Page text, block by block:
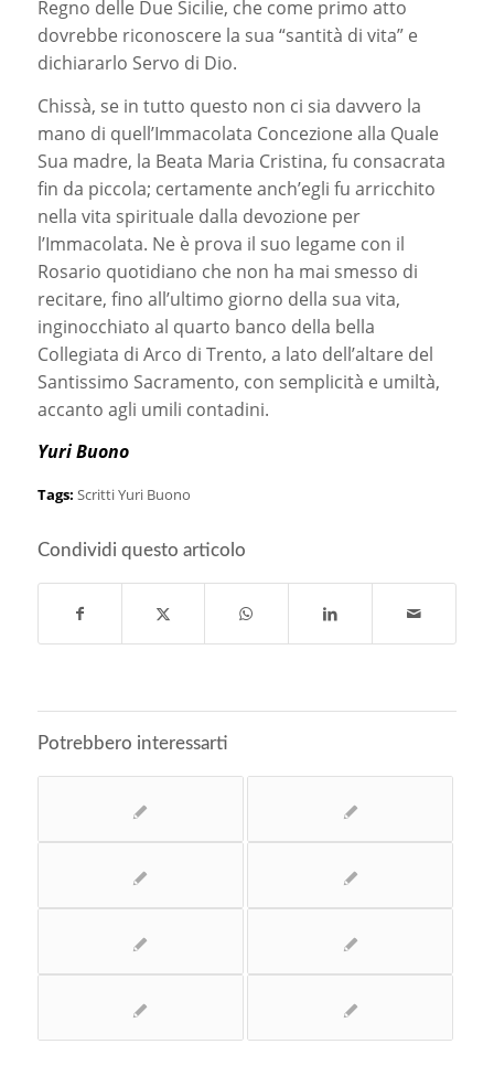
Regno delle Due Sicilie, che come primo atto
dovrebbe riconoscere la sua “santità di vita” e
dichiararlo Servo di Dio.
Chissà, se in tutto questo non ci sia davvero la
mano di quell’Immacolata Concezione alla Quale
Sua madre, la Beata Maria Cristina, fu consacrata
fin da piccola; certamente anch’egli fu arricchito
nella vita spirituale dalla devozione per
l’Immacolata. Ne è prova il suo legame con il
Rosario quotidiano che non ha mai smesso di
recitare, fino all’ultimo giorno della sua vita,
inginocchiato al quarto banco della bella
Collegiata di Arco di Trento, a lato dell’altare del
Santissimo Sacramento, con semplicità e umiltà,
accanto agli umili contadini.
Yuri Buono
Tags: Scritti Yuri Buono
Condividi questo articolo
Potrebbero interessarti